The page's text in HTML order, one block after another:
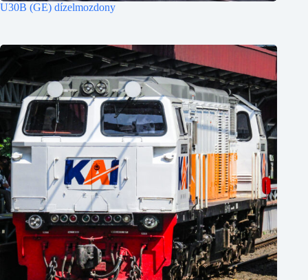
U30B (GE) dízelmozdony